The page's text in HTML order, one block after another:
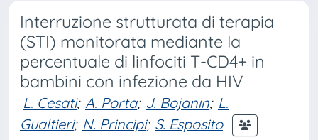
Interruzione strutturata di terapia
(STI) monitorata mediante la
percentuale di linfociti T-CD4+ in
bambini con infezione da HIV
L. Cesati; A. Porta; J. Bojanin; L.
Gualtieri; N. Principi; S. Esposito